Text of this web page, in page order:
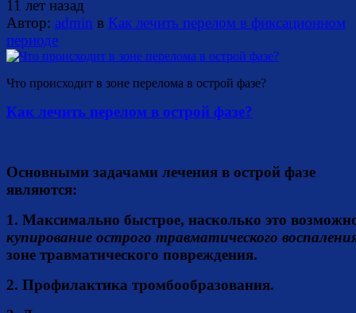
11 лет назад
Автор: admin в Как лечить перелом в фиксационном
периоде
Что происходит в зоне перелома в острой фазе?
Как лечить перелом в острой фазе?
Основными задачами лечения в острой фазе
являются:
1. Максимально быстрое, насколько это
купирование острого травматического
зоне травматического повреждения.
2. Профилактика тромбообразования.